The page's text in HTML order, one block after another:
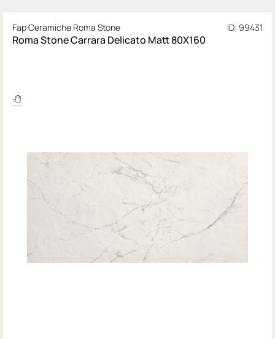
Fap Ceramiche Roma Stone ID: 99431
Roma Stone Carrara Delicato Matt 80X160